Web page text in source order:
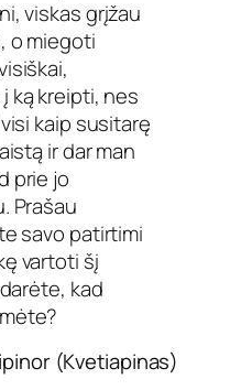
viskas grįžau
o miegoti
ką kreipti, nes
kaip susitarę
ir dar man
prie jo
Prašau
savo patirtimi
vartoti šį
kad
(Kvetiapinas)